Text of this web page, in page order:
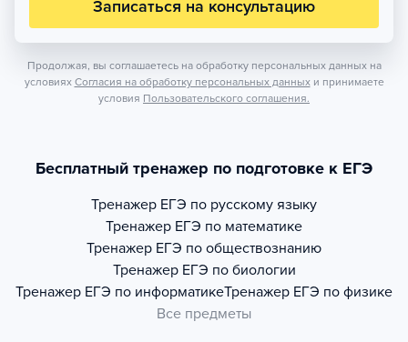
Записаться на консультацию
Продолжая, вы соглашаетесь на обработку персональных данных на
условиях Согласия на обработку персональных данных и принимаете
условия Пользовательского соглашения.
Бесплатный тренажер по подготовке к ЕГЭ
Тренажер ЕГЭ по русскому языку
Тренажер ЕГЭ по математике
Тренажер ЕГЭ по обществознанию
Тренажер ЕГЭ по биологии
Тренажер ЕГЭ по информатикеТренажер ЕГЭ по физике
Все предметы